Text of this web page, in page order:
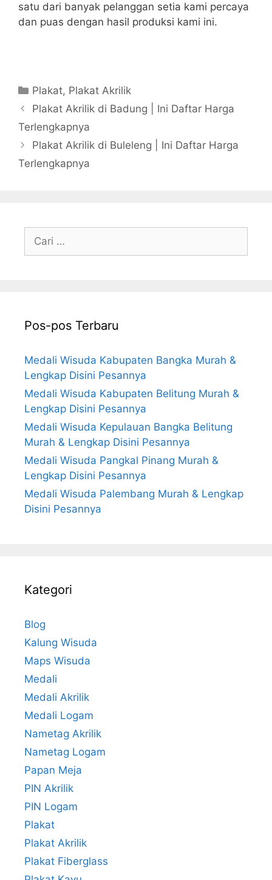
satu dari banyak pelanggan setia kami percaya
dan puas dengan hasil produksi kami ini.
Kategori
Plakat, Plakat Akrilik
Plakat Akrilik di Badung | Ini Daftar Harga
Terlengkapnya
Plakat Akrilik di Buleleng | Ini Daftar Harga
Terlengkapnya
untuk:
Pos-pos Terbaru
Medali Wisuda Kabupaten Bangka Murah &
Lengkap Disini Pesannya
Medali Wisuda Kabupaten Belitung Murah &
Lengkap Disini Pesannya
Medali Wisuda Kepulauan Bangka Belitung
Murah & Lengkap Disini Pesannya
Medali Wisuda Pangkal Pinang Murah &
Lengkap Disini Pesannya
Medali Wisuda Palembang Murah & Lengkap
Disini Pesannya
Kategori
Blog
Kalung Wisuda
Maps Wisuda
Medali
Medali Akrilik
Medali Logam
Nametag Akrilik
Nametag Logam
Papan Meja
PIN Akrilik
PIN Logam
Plakat
Plakat Akrilik
Plakat Fiberglass